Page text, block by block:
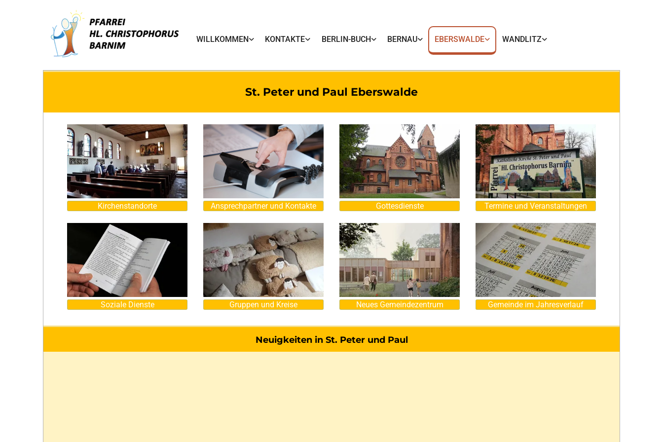
WILLKOMMEN KONTAKTE BERLIN-BUCH BERNAU EBERSWALDE WANDLITZ
St. Peter und Paul Eberswalde
Kirchenstandorte Ansprechpartner und Kontakte Gottesdienste Termine und Veranstaltungen
Soziale Dienste Gruppen und Kreise Neues Gemeindezentrum Gemeinde im Jahresverlauf
Neuigkeiten in St. Peter und Paul